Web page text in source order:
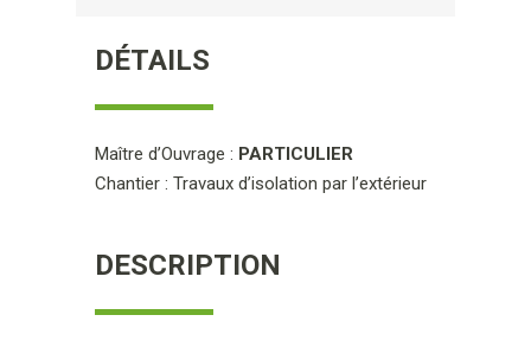
DÉTAILS
Maître d’Ouvrage : PARTICULIER
Chantier : Travaux d’isolation par l’extérieur
DESCRIPTION